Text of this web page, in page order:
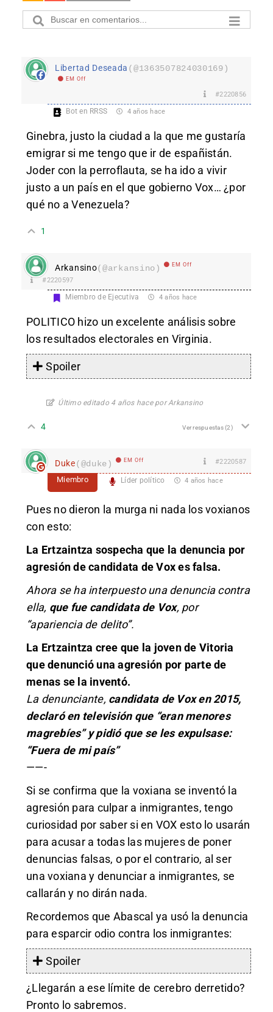
Libertad Deseada (@1363507824030169)
EM Off
#2220856
Bot en RRSS 4 años hace
Ginebra, justo la ciudad a la que me gustaría
emigrar si me tengo que ir de españistán.
Joder con la perroflauta, se ha ido a vivir
justo a un país en el que gobierno Vox… ¿por
qué no a Venezuela?
1
Arkansino(@arkansino) EM Off
#2220597
Miembro de Ejecutiva 4 años hace
POLITICO hizo unexcelente análisissobre
los resultados electorales en Virginia.
Spoiler
Último editado 4 años hace por Arkansino
4 Ver respuestas(2)
Duke(@duke) EM Off #2220587
Miembro Líder político 4 años hace
Pues no dieron la murga ni nada los voxianos
con esto:
La Ertzaintza sospecha que la denuncia por
agresión de candidata de Vox es falsa.
Ahora se ha interpuesto una denuncia contra
ella, que fue candidata de Vox, por
“apariencia de delito”.
La Ertzaintza cree que la joven de Vitoria
que denunció una agresión por parte de
menas se la inventó.
La denunciante, candidata de Vox en 2015,
declaró en televisión que “eran menores
magrebíes” y pidió que se les expulsase:
“Fuera de mi país”
——-
Si se confirma que la voxiana se inventó la
agresión para culpar a inmigrantes, tengo
curiosidad por saber si en VOX esto lo usarán
para acusar a todas las mujeres de poner
denuncias falsas, o por el contrario, al ser
una voxiana y denunciar a inmigrantes, se
callarán y no dirán nada.
Recordemos que Abascal ya usó la denuncia
para esparcir odio contra los inmigrantes:
Spoiler
¿Llegarán a ese límite de cerebro derretido?
Pronto lo sabremos.